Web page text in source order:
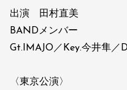
出演 田村直美
BANDメンバー
Gt.IMAJO／Key.今井隼／
〈東京公演〉